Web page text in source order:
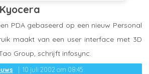
10 juli 2002 om 08:45
PDA gebaseerd op een nieuw Personal
maakt van een user interface met 3D
Group, schrijft infosync.